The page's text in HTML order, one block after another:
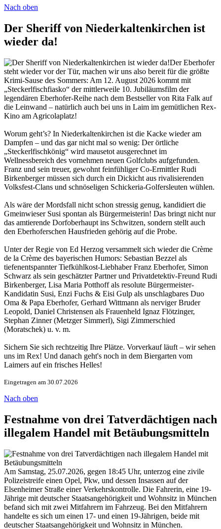
Nach oben
Der Sheriff von Niederkaltenkirchen ist
wieder da!
Der Eberhofer
steht wieder vor der Tür, machen wir uns also bereit für die größte
Krimi-Sause des Sommers: Am 12. August 2026 kommt mit
„Steckerlfischfiasko“ der mittlerweile 10. Jubiläumsfilm der
legendären Eberhofer-Reihe nach dem Bestseller von Rita Falk auf
die Leinwand – natürlich auch bei uns in Laim im gemütlichen Rex-
Kino am Agricolaplatz!
Worum geht’s? In Niederkaltenkirchen ist die Kacke wieder am
Dampfen – und das gar nicht mal so wenig: Der örtliche
„Steckerlfischkönig“ wird mausetot ausgerechnet im
Wellnessbereich des vornehmen neuen Golfclubs aufgefunden.
Franz und sein treuer, gewohnt feinfühliger Co-Ermittler Rudi
Birkenberger müssen sich durch ein Dickicht aus rivalisierenden
Volksfest-Clans und schnöseligen Schickeria-Golfersleuten wühlen.
Als wäre der Mordsfall nicht schon stressig genug, kandidiert die
Gmeinwieser Susi spontan als Bürgermeisterin! Das bringt nicht nur
das amtierende Dorfoberhaupt ins Schwitzen, sondern stellt auch
den Eberhoferschen Hausfrieden gehörig auf die Probe.
Unter der Regie von Ed Herzog versammelt sich wieder die Crème
de la Crème des bayerischen Humors: Sebastian Bezzel als
tiefenentspannter Tiefkühlkost-Liebhaber Franz Eberhofer, Simon
Schwarz als sein geschätzter Partner und Privatdetektiv-Freund Rudi
Birkenberger, Lisa Maria Potthoff als resolute Bürgermeister-
Kandidatin Susi, Enzi Fuchs & Eisi Gulp als unschlagbares Duo
Oma & Papa Eberhofer, Gerhard Wittmann als nerviger Bruder
Leopold, Daniel Christensen als Frauenheld Ignaz Flötzinger,
Stephan Zinner (Metzger Simmerl), Sigi Zimmerschied
(Moratschek) u. v. m.
Sichern Sie sich rechtzeitig Ihre Plätze. Vorverkauf läuft – wir sehen
uns im Rex! Und danach geht's noch in dem Biergarten vom
Laimers auf ein frisches Helles!
Eingetragen am 30.07.2026
Nach oben
Festnahme von drei Tatverdächtigen nach
illegalem Handel mit Betäubungsmitteln
Am Samstag, 25.07.2026, gegen 18:45 Uhr, unterzog eine zivile
Polizeistreife einen Opel, Pkw, und dessen Insassen auf der
Elsenheimer Straße einer Verkehrskontrolle. Die Fahrerin, eine 19-
Jährige mit deutscher Staatsangehörigkeit und Wohnsitz in München
befand sich mit zwei Mitfahrern im Fahrzeug. Bei den Mitfahrern
handelte es sich um einen 17- und einen 19-Jährigen, beide mit
deutscher Staatsangehörigkeit und Wohnsitz in München.